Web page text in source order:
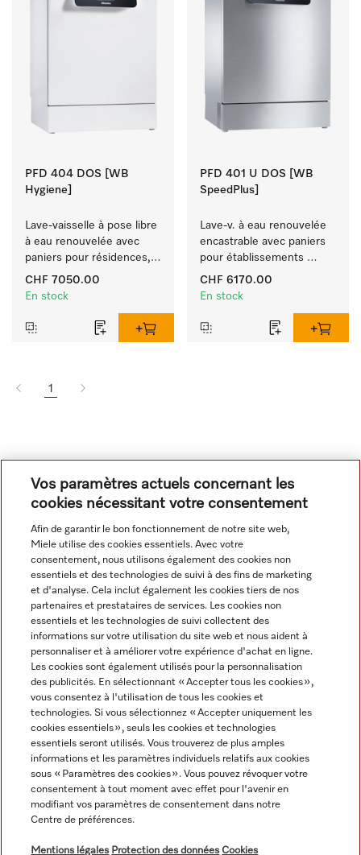
PFD 404 DOS [WB
Hygiene]
Lave-vaisselle à pose libre
à eau renouvelée avec
paniers pour résidences,
jardins d'enfants et
espaces à exigence
CHF 7050.00
En stock
PFD 401 U DOS [WB
SpeedPlus]
Lave-v. à eau renouvelée
encastrable avec paniers
pour établissements
hôteliers, les restaurants
et les traiteurs.
CHF 6170.00
En stock
1
Navigation
Service
Tous les prix des produits s'entendent hors TVA; livraison
toujours sans matériel de décoration.
Vos paramètres actuels concernant les
cookies nécessitant votre consentement
Afin de garantir le bon fonctionnement de notre site web,
Miele utilise des cookies essentiels. Avec votre
consentement, nous utilisons également des cookies non
essentiels et des technologies de suivi à des fins de marketing
et d'analyse. Cela inclut également les cookies tiers de nos
partenaires et prestataires de services. Les cookies non
essentiels et les technologies de suivi collectent des
informations sur votre utilisation du site web et nous aident à
personnaliser et à améliorer votre expérience d'achat en ligne.
Les cookies sont également utilisés pour la personnalisation
des publicités. En sélectionnant « Accepter tous les cookies »,
vous consentez à l'utilisation de tous les cookies et
technologies. Si vous sélectionnez « Accepter uniquement les
cookies essentiels », seuls les cookies et technologies
essentiels seront utilisés. Vous trouverez de plus amples
informations et les paramètres individuels relatifs aux cookies
sous « Paramètres des cookies ». Vous pouvez révoquer votre
consentement à tout moment avec effet pour l'avenir en
modifiant vos paramètres de consentement dans notre
Centre de préférences.
Mentions légales Protection des données Cookies